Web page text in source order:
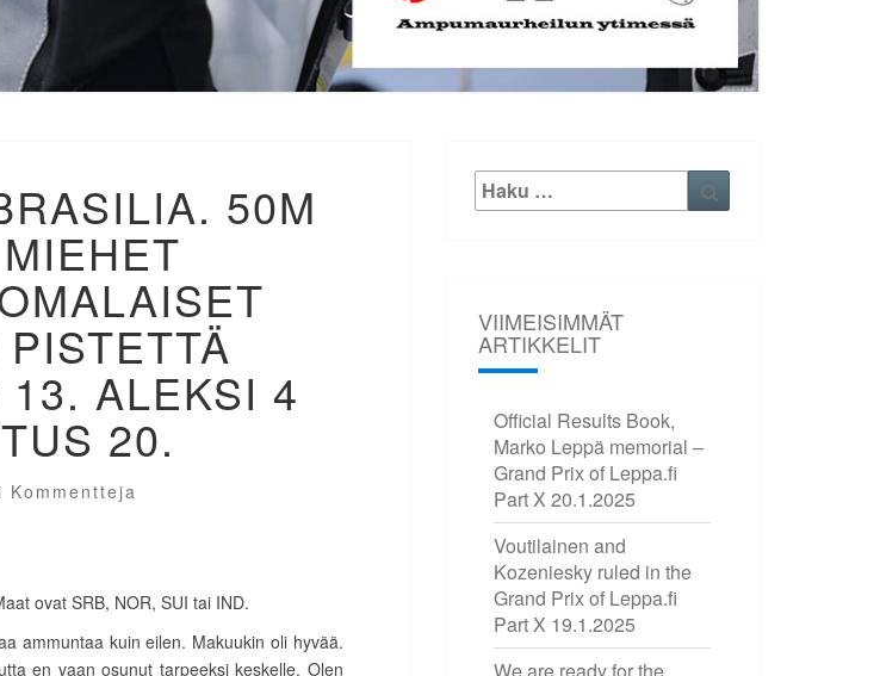
50M
ALEKSI 4
20.
Kommentteja
ovat SRB, NOR, SUI tai IND.
ammuntaa kuin eilen. Makuukin oli hyvää.
en vaan osunut tarpeeksi keskelle. Olen
Etsi:
VIIMEISIMMÄT
ARTIKKELIT
Official Results Book,
Marko Leppä memorial –
Grand Prix of Leppa.fi
Part X 20.1.2025
Voutilainen and
Kozeniesky ruled in the
Grand Prix of Leppa.fi
Part X 19.1.2025
We are ready for the